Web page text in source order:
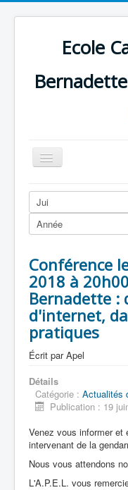
Ecole
Basculer
la
L'Ecole
Infos pratiques
Les associations
Conférence
2018 à
Bernadette
d'internet,
pratiques
Écrit parApel
Détails
Catégorie : Actualités
Publication : 19
Venez vous informer et
intervenant de la
Nous vous attendons
L'A.P.E.L. vous